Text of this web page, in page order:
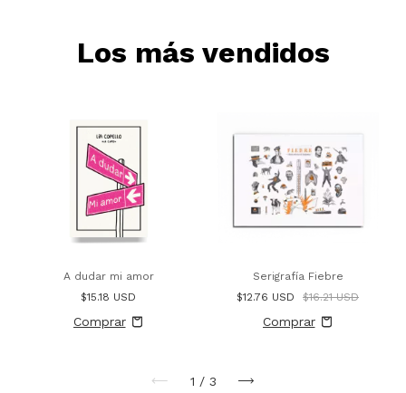
Los más vendidos
A dudar mi amor
$15.18 USD
Serigrafía Fiebre
$12.76 USD
$16.21 USD
1 / 3